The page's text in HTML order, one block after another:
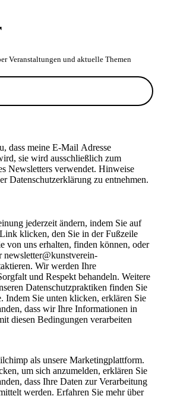
Veranstaltungen und aktuelle Themen
dass meine E-Mail Adresse
sie wird ausschließlich zum
Newsletters verwendet. Hinweise
Datenschutzerklärung zu entnehmen.
jederzeit ändern, indem Sie auf
klicken, den Sie in der Fußzeile
von uns erhalten, finden können, oder
newsletter@kunstverein-
Wir werden Ihre
und Respekt behandeln. Weitere
Datenschutzpraktiken finden Sie
Indem Sie unten klicken, erklären Sie
dass wir Ihre Informationen in
diesen Bedingungen verarbeiten
als unsere Marketingplattform.
um sich anzumelden, erklären Sie
dass Ihre Daten zur Verarbeitung
werden. Erfahren Sie mehr über